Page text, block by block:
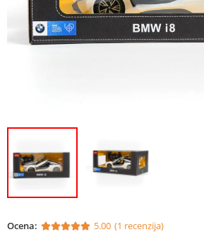
Ocena: 5.00 (1 recenzija)